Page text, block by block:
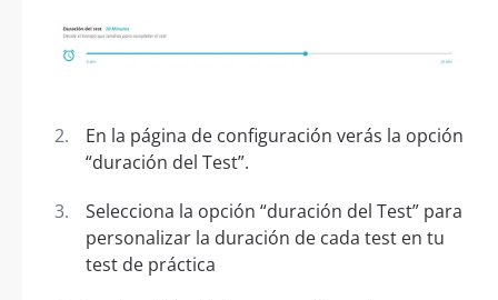
En la página de configuración verás la opción
“duración del Test”.
Selecciona la opción “duración del Test” para
personalizar la duración de cada test en tu
test de práctica